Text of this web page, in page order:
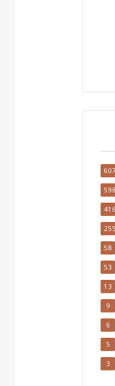
607
598
416
255
58
53
13
9
6
5
3